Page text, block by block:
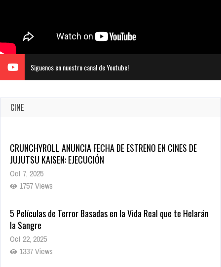
Siguenos en nuestro canal de Youtube!
CINE
CRUNCHYROLL ANUNCIA FECHA DE ESTRENO EN CINES DE
JUJUTSU KAISEN: EJECUCIÓN
Oct 7, 2025
1757 Views
5 Películas de Terror Basadas en la Vida Real que te Helarán
la Sangre
Oct 22, 2025
1337 Views